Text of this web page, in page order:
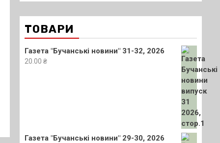
ТОВАРИ
Газета "Бучанські новини" 31-32, 2026
20.00 ₴
Газета "Бучанські новини" 29-30, 2026